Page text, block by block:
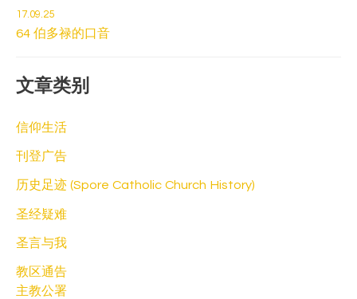
17.09.25
64 伯多禄的口音
文章类别
信仰生活
刊登广告
历史足迹 (Spore Catholic Church History)
圣经疑难
圣言与我
教区通告
主教公署